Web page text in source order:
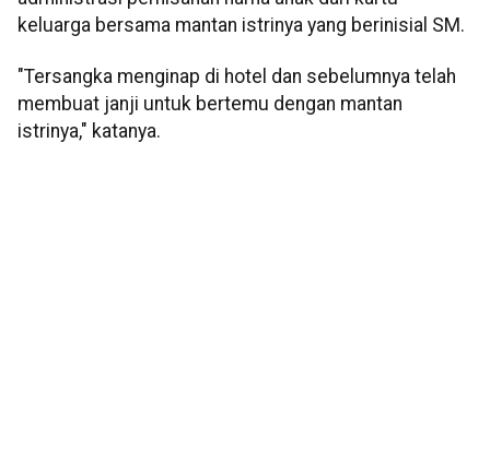
keluarga bersama mantan istrinya yang berinisial SM.
"Tersangka menginap di hotel dan sebelumnya telah
membuat janji untuk bertemu dengan mantan
istrinya," katanya.